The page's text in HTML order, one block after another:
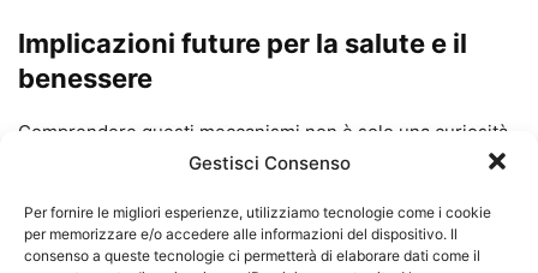
Gestisci Consenso
Per fornire le migliori esperienze, utilizziamo tecnologie come i cookie
per memorizzare e/o accedere alle informazioni del dispositivo. Il
consenso a queste tecnologie ci permetterà di elaborare dati come il
Implicazioni future per la salute e il
benessere
Comprendere questi meccanismi non è solo una curiosità
scientifica: può aiutare adiagnosticare disturbi del sonno
patologie come l’apnea notturna o l’epilessia.